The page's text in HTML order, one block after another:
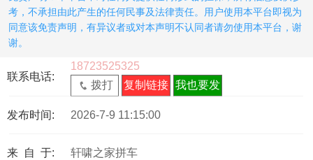
考，不承担由此产生的任何民事及法律责任。用户使用本平台即视为
同意该免责声明，有异议者或对本声明不认同者请勿使用本平台，谢
谢。
联系电话:
18723525325
拨打
复制链接 我也要发
发布时间: 2026-7-9 11:15:00
来 自 于: 轩啸之家拼车